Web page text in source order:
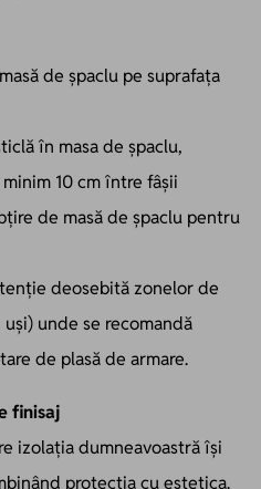
de șpaclu pe suprafața
în masa de șpaclu,
10 cm între fâșii
de masă de șpaclu pentru
deosebită zonelor de
unde se recomandă
de plasă de armare.
finisaj
izolația dumneavoastră își
protecția cu estetica.